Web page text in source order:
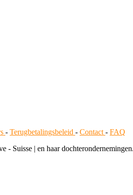
- Terugbetalingsbeleid - Contact - FAQ
- Suisse | en haar dochterondernemingen.